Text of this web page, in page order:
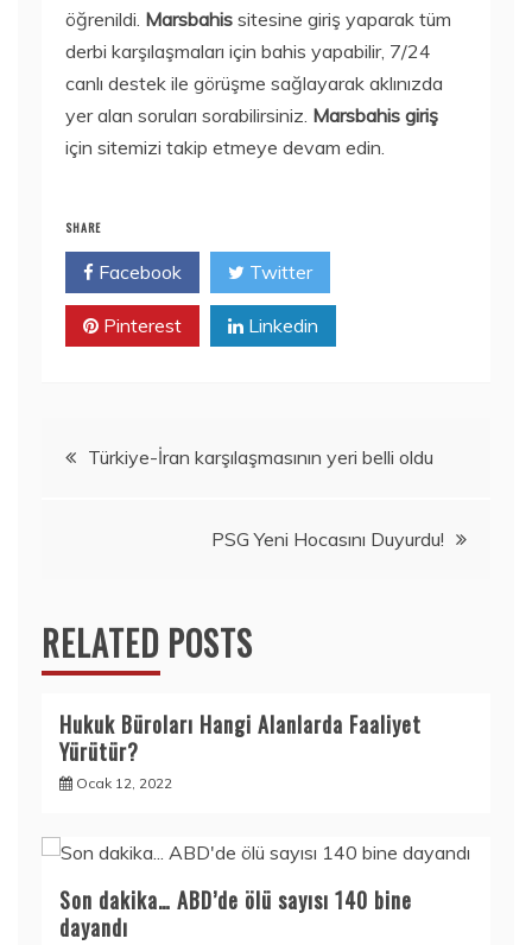
öğrenildi. Marsbahis sitesine giriş yaparak tüm
derbi karşılaşmaları için bahis yapabilir, 7/24
canlı destek ile görüşme sağlayarak aklınızda
yer alan soruları sorabilirsiniz. Marsbahis giriş
için sitemizi takip etmeye devam edin.
SHARE
Facebook Twitter
Pinterest Linkedin
YazıTürkiye-İran karşılaşmasının yeri belli oldu
PSG Yeni Hocasını Duyurdu!
RELATED POSTS
Hukuk Büroları Hangi Alanlarda Faaliyet
Yürütür?
Ocak 12, 2022
Son dakika… ABD’de ölü sayısı 140 bine
dayandı